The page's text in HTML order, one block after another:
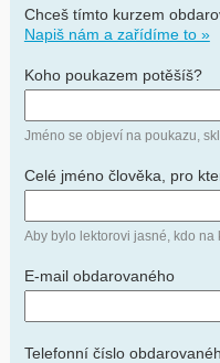
Chceš tímto kurzem
Napiš nám a zařídíme to »
Koho poukazem potěšíš?
Jméno se objeví na poukazu,
Celé jméno člověka, pro
Aby bylo lektorovi jasné, kdo na
E-mail obdarovaného
Telefonní číslo